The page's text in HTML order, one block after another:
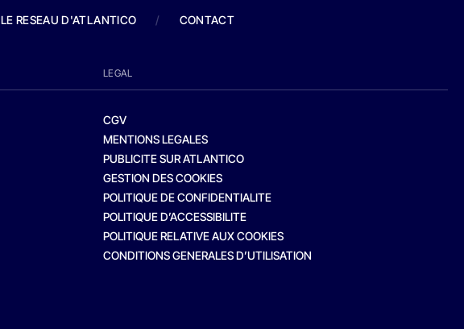
LE RESEAU D'ATLANTICO / CONTACT
LEGAL
CGV
MENTIONS LEGALES
PUBLICITE SUR ATLANTICO
GESTION DES COOKIES
POLITIQUE DE CONFIDENTIALITE
POLITIQUE D’ACCESSIBILITE
POLITIQUE RELATIVE AUX COOKIES
CONDITIONS GENERALES D’UTILISATION